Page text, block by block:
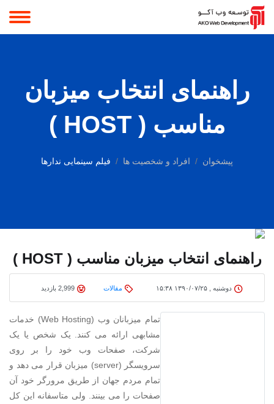
راهنمای انتخاب میزبان
مناسب ( HOST )
پیشخوان افراد و شخصیت ها فیلم سینمایی ندارها
راهنمای انتخاب میزبان مناسب ( HOST )
دوشنبه , ۱۳۹۰/۰۷/۲۵ ۱۵:۳۸ مقالات
تمام میزبانان وب (Web Hosting) خدمات
مشابهی ارائه می کنند. یک شخص یا یک
شرکت، صفحات وب خود را بر روی
سرویسگر (server) میزبان قرار می دهد و
تمام مردم جهان از طریق مرورگر خود آن
صفحات را می بینند. ولی متاسفانه این کل